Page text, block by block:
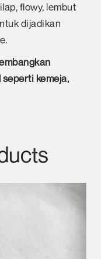
flowy, lembut
dijadikan
kemeja,